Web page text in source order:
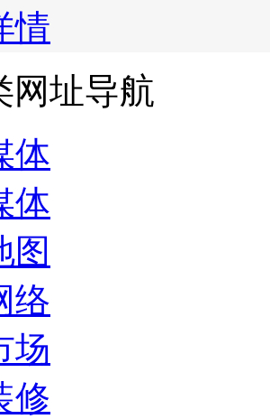
情
网址导航
体
体
图
络
场
修